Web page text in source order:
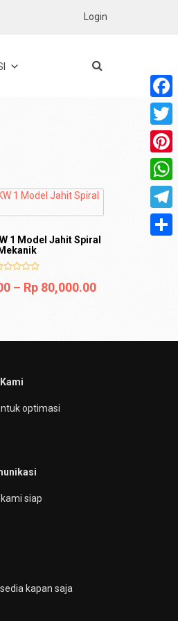
Login
1 Model Jahit Spiral
Mekanik
– Rp 80,000.00
optimasi
siap
kapan saja